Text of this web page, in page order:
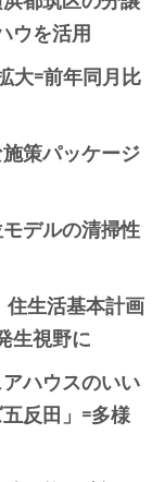
ウを活用
大=前年同月比
策パッケージ
デルの清掃性
住生活基本計画
生視野に
ハウスのいい
反田」=多様